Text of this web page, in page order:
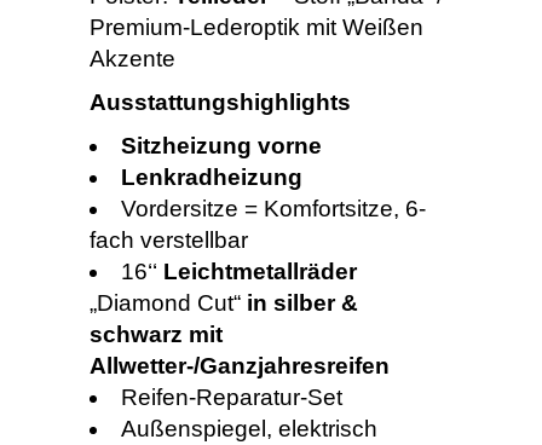
Premium-Lederoptik mit Weißen
Akzente
Ausstattungshighlights
Sitzheizung vorne
Lenkradheizung
Vordersitze = Komfortsitze, 6-
fach verstellbar
16‘‘ Leichtmetallräder
„Diamond Cut“ in silber &
schwarz mit
Allwetter-/Ganzjahresreifen
Reifen-Reparatur-Set
Außenspiegel, elektrisch